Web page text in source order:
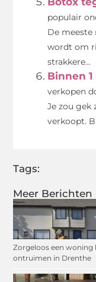
Meer Berichten
Zorgeloos een woning
ontruimen in Drenthe
populair
De
wordt om
strakkere...
Binnen
verkopen
Je zou gek
verkoopt.
Tags: